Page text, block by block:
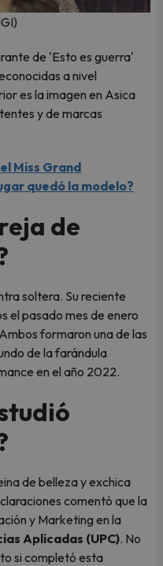
de 'Esto es guerra'
a nivel
es la imagen en Asica
y de marcas
Miss Grand
quedó la modelo?
de
soltera. Su reciente
el pasado mes de enero
formaron una de las
de la farándula
en el año 2022.
de belleza y exchica
comentó que la
y Marketing en la
Aplicadas (UPC). No
si completó esta